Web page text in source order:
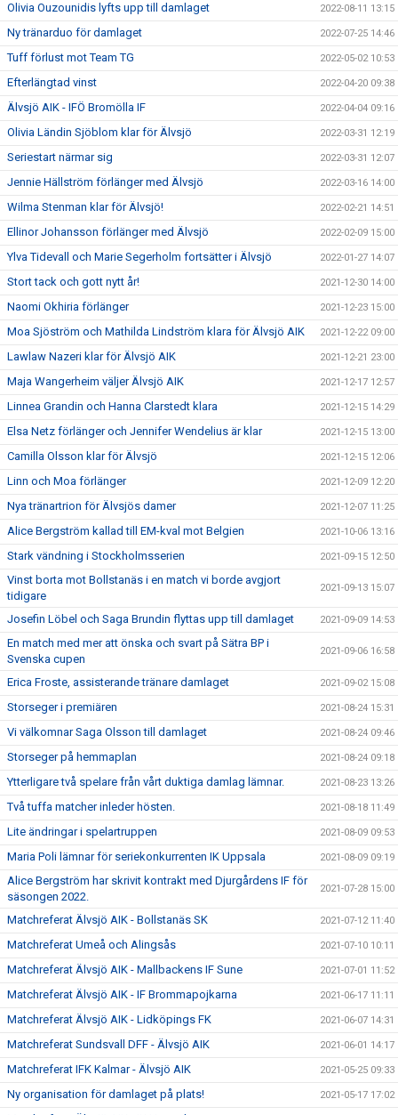
Olivia Ouzounidis lyfts upp till damlaget 2022-08-11 13:15
Ny tränarduo för damlaget 2022-07-25 14:46
Tuff förlust mot Team TG 2022-05-02 10:53
Efterlängtad vinst 2022-04-20 09:38
Älvsjö AIK - IFÖ Bromölla IF 2022-04-04 09:16
Olivia Ländin Sjöblom klar för Älvsjö 2022-03-31 12:19
Seriestart närmar sig 2022-03-31 12:07
Jennie Hällström förlänger med Älvsjö 2022-03-16 14:00
Wilma Stenman klar för Älvsjö! 2022-02-21 14:51
Ellinor Johansson förlänger med Älvsjö 2022-02-09 15:00
Ylva Tidevall och Marie Segerholm fortsätter i Älvsjö 2022-01-27 14:07
Stort tack och gott nytt år! 2021-12-30 14:00
Naomi Okhiria förlänger 2021-12-23 15:00
Moa Sjöström och Mathilda Lindström klara för Älvsjö AIK 2021-12-22 09:00
Lawlaw Nazeri klar för Älvsjö AIK 2021-12-21 23:00
Maja Wangerheim väljer Älvsjö AIK 2021-12-17 12:57
Linnea Grandin och Hanna Clarstedt klara 2021-12-15 14:29
Elsa Netz förlänger och Jennifer Wendelius är klar 2021-12-15 13:00
Camilla Olsson klar för Älvsjö 2021-12-15 12:06
Linn och Moa förlänger 2021-12-09 12:20
Nya tränartrion för Älvsjös damer 2021-12-07 11:25
Alice Bergström kallad till EM-kval mot Belgien 2021-10-06 13:16
Stark vändning i Stockholmsserien 2021-09-15 12:50
Vinst borta mot Bollstanäs i en match vi borde avgjort
tidigare
2021-09-13 15:07
Josefin Löbel och Saga Brundin flyttas upp till damlaget 2021-09-09 14:53
En match med mer att önska och svart på Sätra BP i
Svenska cupen
2021-09-06 16:58
Erica Froste, assisterande tränare damlaget 2021-09-02 15:08
Storseger i premiären 2021-08-24 15:31
Vi välkomnar Saga Olsson till damlaget 2021-08-24 09:46
Storseger på hemmaplan 2021-08-24 09:18
Ytterligare två spelare från vårt duktiga damlag lämnar. 2021-08-23 13:26
Två tuffa matcher inleder hösten. 2021-08-18 11:49
Lite ändringar i spelartruppen 2021-08-09 09:53
Maria Poli lämnar för seriekonkurrenten IK Uppsala 2021-08-09 09:19
Alice Bergström har skrivit kontrakt med Djurgårdens IF för
säsongen 2022.
2021-07-28 15:00
Matchreferat Älvsjö AIK - Bollstanäs SK 2021-07-12 11:40
Matchreferat Umeå och Alingsås 2021-07-10 10:11
Matchreferat Älvsjö AIK - Mallbackens IF Sune 2021-07-01 11:52
Matchreferat Älvsjö AIK - IF Brommapojkarna 2021-06-17 11:11
Matchreferat Älvsjö AIK - Lidköpings FK 2021-06-07 14:31
Matchreferat Sundsvall DFF - Älvsjö AIK 2021-06-01 14:17
Matchreferat IFK Kalmar - Älvsjö AIK 2021-05-25 09:33
Ny organisation för damlaget på plats! 2021-05-17 17:02